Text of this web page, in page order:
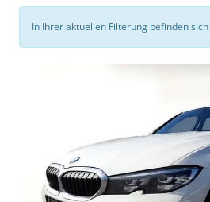
In Ihrer aktuellen Filterung befinden sich